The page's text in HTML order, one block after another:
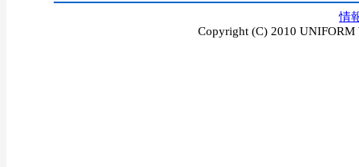
情
Copyright (C) 2010